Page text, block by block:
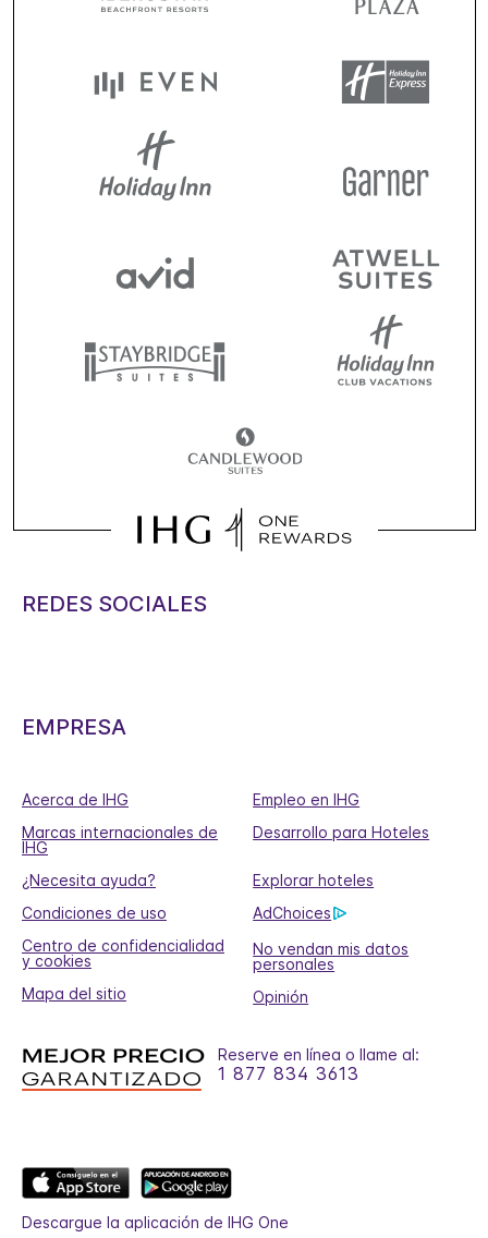
REDES SOCIALES
EMPRESA
Acerca de IHG
Empleo en IHG
Marcas internacionales de
IHG
Desarrollo para Hoteles
¿Necesita ayuda?
Explorar hoteles
Condiciones de uso
AdChoices
Centro de confidencialidad
y cookies
No vendan mis datos
personales
Mapa del sitio
Opinión
Reserve en línea o llame al:
1 877 834 3613
Descargue la aplicación de IHG One